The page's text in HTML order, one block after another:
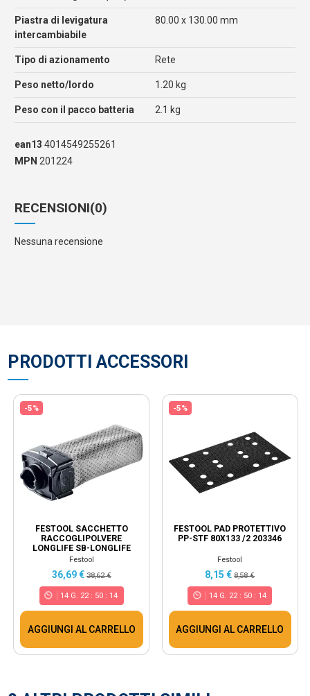
Piastra di levigatura
intercambiabile
80.00 x 130.00 mm
Tipo di azionamento Rete
Peso netto/lordo 1.20 kg
Peso con il pacco batteria 2.1 kg
ean13 4014549255261
MPN 201224
RECENSIONI(0)
Nessuna recensione
PRODOTTI ACCESSORI
-5%
FESTOOL SACCHETTO
RACCOGLIPOLVERE
LONGLIFE SB-LONGLIFE
RTS/DTS/ETS 201693
Festool
36,69 € 38,62 €
14 G. 22: 50 : 13
AGGIUNGI AL CARRELLO
-5%
FESTOOL PAD PROTETTIVO
PP-STF 80X133 /2 203346
Festool
8,15 €8,58 €
14G. 22: 50: 13
AGGIUNGI AL CARRELLO